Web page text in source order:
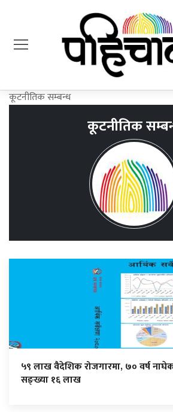
कूटनीतिक सम्बन्ध
कूटनीतिक
५९ लाख वैदेशिक रोजगारमा, ७० वर्ष
सङ्ख्या १६ लाख